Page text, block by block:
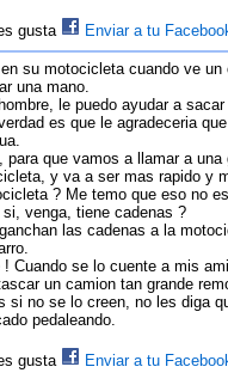
gusta Enviar a tu
su motocicleta cuando ve
una mano.
le puedo ayudar a
es que le agradeceria
para que vamos a llamar a
y va a ser mas rapido y
? Me temo que eso no
venga, tiene cadenas ?
las cadenas a la
Cuando se lo cuente a mis
un camion tan grande
si no se lo creen, no les diga
pedaleando.
gusta Enviar a tu